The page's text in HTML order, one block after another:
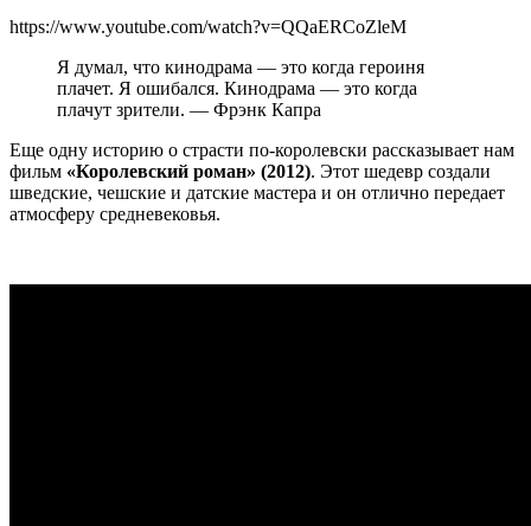
https://www.youtube.com/watch?v=QQaERCoZleM
Я думал, что кинодрама — это когда героиня
плачет. Я ошибался. Кинодрама — это когда
плачут зрители. — Фрэнк Капра
Еще одну историю о страсти по-королевски рассказывает нам
фильм «Королевский роман» (2012). Этот шедевр создали
шведские, чешские и датские мастера и он отлично передает
атмосферу средневековья.